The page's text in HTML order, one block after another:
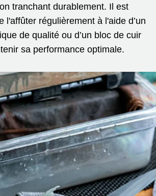
tranchant durablement. Il est
l'affûter régulièrement à l'aide d’un
de qualité ou d’un bloc de cuir
sa performance optimale.